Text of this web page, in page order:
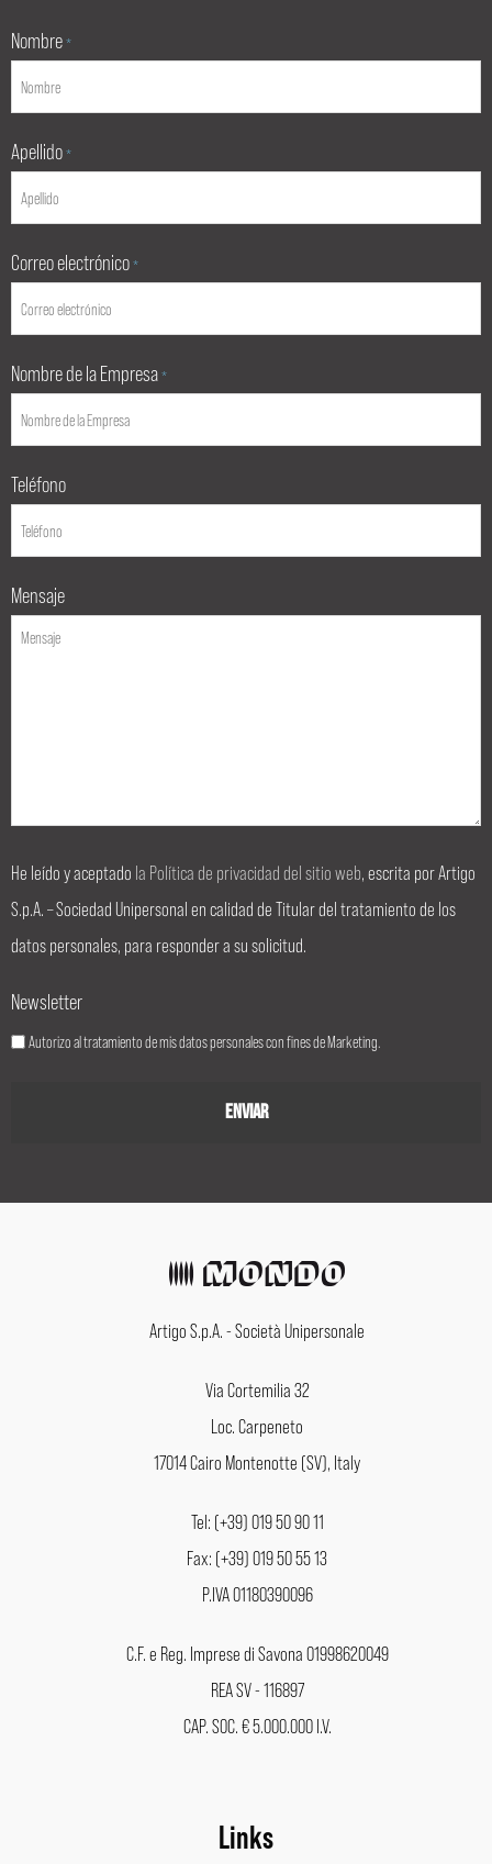
Nombre *
Apellido *
Correo electrónico *
Nombre de la Empresa *
Teléfono
Mensaje
He leído y aceptado la Política de privacidad del sitio web, escrita por Artigo
S.p.A. – Sociedad Unipersonal en calidad de Titular del tratamiento de los
datos personales, para responder a su solicitud.
Newsletter
Autorizo al tratamiento de mis datos personales con fines de Marketing.
Artigo S.p.A. - Società Unipersonale
Via Cortemilia 32
Loc. Carpeneto
17014 Cairo Montenotte (SV), Italy
Tel: (+39) 019 50 90 11
Fax: (+39) 019 50 55 13
P.IVA 01180390096
C.F. e Reg. Imprese di Savona 01998620049
REA SV - 116897
CAP. SOC. € 5.000.000 I.V.
Links